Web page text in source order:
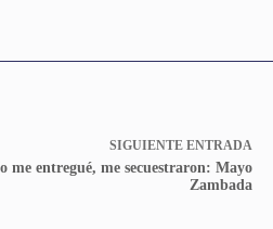
SIGUIENTE ENTRADA
me entregué, me secuestraron: Mayo
Zambada